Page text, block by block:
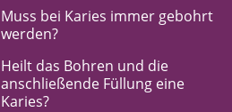
Muss bei Karies immer gebohrt
werden?
Heilt das Bohren und die
anschließende Füllung eine
Karies?